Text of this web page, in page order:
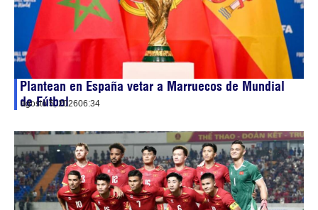
Plantean en España vetar a Marruecos de Mundial
de Fútbol
agosto 5, 202606:34